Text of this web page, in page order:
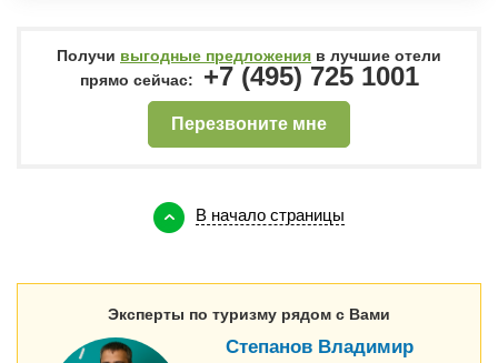
Получи выгодные предложения в лучшие отели
прямо сейчас:
+7 (495) 725 1001
Перезвоните мне
В начало страницы
Эксперты по туризму рядом с Вами
Степанов Владимир